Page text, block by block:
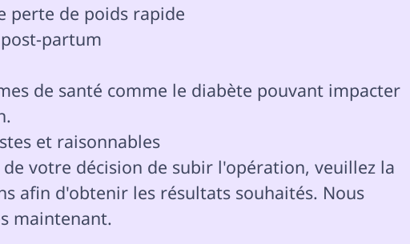
perte de poids rapide
partum
de santé comme le diabète pouvant impacter
et raisonnables
afin d'obtenir les résultats souhaités. Nous
maintenant.